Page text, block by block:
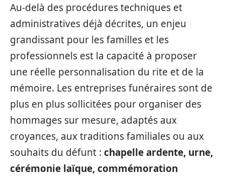
Au-delà des procédures techniques et
administratives déjà décrites, un enjeu
grandissant pour les familles et les
professionnels est la capacité à proposer
une réelle personnalisation du rite et de la
mémoire. Les entreprises funéraires sont de
plus en plus sollicitées pour organiser des
hommages sur mesure, adaptés aux
croyances, aux traditions familiales ou aux
souhaits du défunt : chapelle ardente, urne,
cérémonie laïque, commémoration